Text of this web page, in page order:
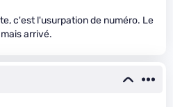
c'est l'usurpation de numéro. Le
arrivé.